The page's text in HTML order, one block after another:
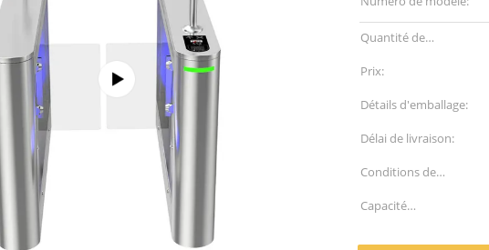
Quantité de
commande min:
Prix:
Détails d'emballage:
Délai de livraison:
Conditions de
paiement:
Capacité